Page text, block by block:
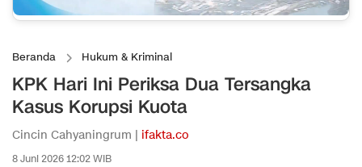
Beranda Hukum & Kriminal
KPK Hari Ini Periksa Dua Tersangka
Kasus Korupsi Kuota
Cincin Cahyaningrum | ifakta.co
8 Juni 2026 12:02 WIB